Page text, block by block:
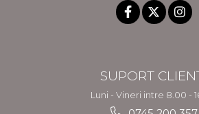
SUPORT
Luni - Vineri intre 8.00 -